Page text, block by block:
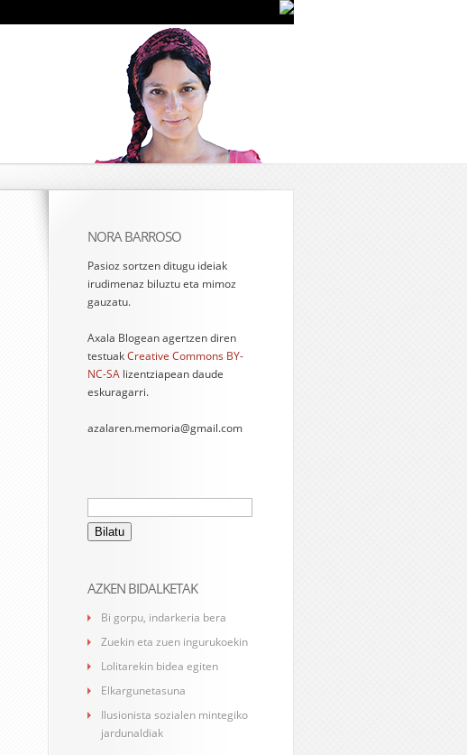
NORA BARROSO
Pasioz sortzen ditugu ideiak
irudimenaz biluztu eta mimoz
gauzatu.
Axala Blogean agertzen diren
testuakCreative Commons BY-
NC-SA lizentziapean daude
eskuragarri.
azalaren.memoria@gmail.com
Bilatu:
AZKEN BIDALKETAK
Bi gorpu, indarkeria bera
Zuekin eta zuen ingurukoekin
Lolitarekin bidea egiten
Elkargunetasuna
Ilusionista sozialen mintegiko
jardunaldiak